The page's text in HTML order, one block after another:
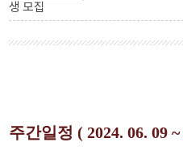
생 모집
주간일정 ( 2024. 06. 09 ~